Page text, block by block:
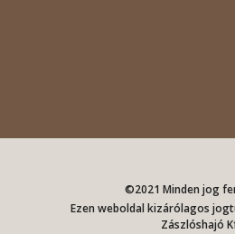
©2021 Minden jog
Ezen weboldal kizárólagos
Zászlóshajó